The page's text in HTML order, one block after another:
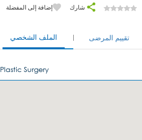
شارك إضافة إلى المفضلة
الملف الشخصي تقييم المرضى
Plastic Surgery